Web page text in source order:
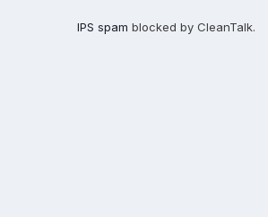
IPS spam blocked by CleanTalk.